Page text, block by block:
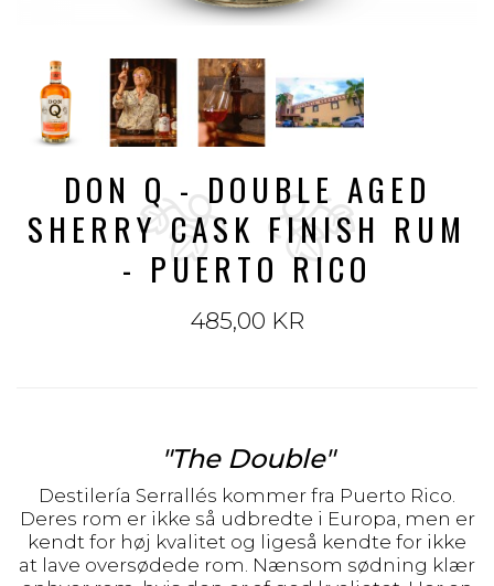
DON Q - DOUBLE AGED
SHERRY CASK FINISH RUM
- PUERTO RICO
485,00 KR
"The Double"
Destilería Serrallés kommer fra Puerto Rico.
Deres rom er ikke så udbredte i Europa, men er
kendt for høj kvalitet og ligeså kendte for ikke
at lave oversødede rom. Nænsom sødning klær